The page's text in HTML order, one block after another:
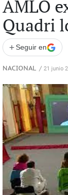
AMLO
Quadri
+ Seguir en
NACIONAL / 21 junio